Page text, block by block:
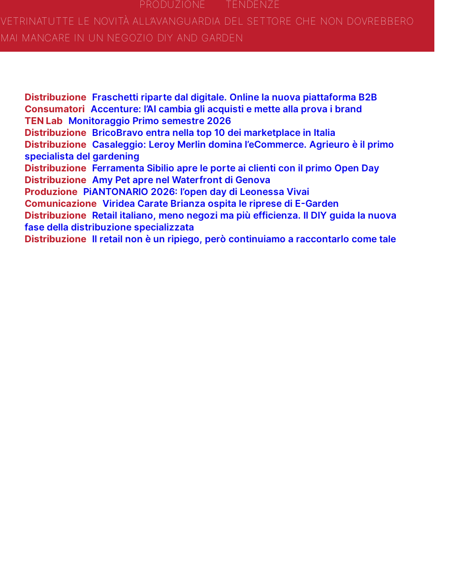
PRODUZIONE
TENDENZE
VETRINATUTTE LE NOVITÀ ALL’AVANGUARDIA DEL SETTORE CHE NON DOVREBBERO
MAI MANCARE IN UN NEGOZIO DIY AND GARDEN
Distribuzione Fraschetti riparte dal digitale. Online la nuova piattaforma B2B
Consumatori Accenture: l’AI cambia gli acquisti e mette alla prova i brand
TEN Lab Monitoraggio Primo semestre 2026
Distribuzione BricoBravo entra nella top 10 dei marketplace in Italia
Distribuzione Casaleggio: Leroy Merlin domina l’eCommerce. Agrieuro è il primo
specialista del gardening
Distribuzione Ferramenta Sibilio apre le porte ai clienti con il primo Open Day
Distribuzione Amy Pet apre nel Waterfront di Genova
Produzione PiANTONARIO 2026: l’open day di Leonessa Vivai
Comunicazione Viridea Carate Brianza ospita le riprese di E-Garden
Distribuzione Retail italiano, meno negozi ma più efficienza. Il DIY guida la nuova
fase della distribuzione specializzata
Distribuzione Il retail non è un ripiego, però continuiamo a raccontarlo come tale